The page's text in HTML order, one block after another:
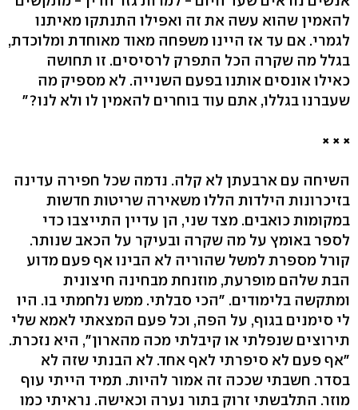
להאמין שהוא עשה את זה ואפילו התנתקו מאיתנו
לגמרי. אם עד אז היינו משפחה מאוד מאוחדת ומלוכדת,
בגלל מה שקרה הכל התפרק לרסיסים. זו תחושה
כאילו אונסים אותנו בפעם השנייה. לא מספיק מה
שעברנו בגללו, אתם עוד בוחרים להאמין לו ולא לנו?"
× × ×
השיחה עם ארבעתן לא קלה. נדמה שכל חפירה עדינה
בזיכרונות הילדות הללו משאירה שריטות חדשות
במקומות כואבים. מצד שני, הן עדיין התייצבו כדי
לספר באומץ על מה שקרה ובעיקר על הכאב שנותר.
קורל מספרת למשל שהוריה לא הבינו אף פעם מדוע
הבת שלהם מופרעת, מוזנחת מבחינה חיצונית
ומתקשה בלימודים. "הכי סבלתי. ממש נלחמתי בו. היו
לי סימנים בגוף, על הפה, וכל פעם המצאתי לאמא שלי
תירוצים שנפלתי או קיבלתי מכה מהארון", היא נזכרת.
"אף פעם לא סיפרתי לאף אחד. לא הבנתי שזה לא
בסדר. חשבתי שככה זה אמור להיות. תמיד הייתי עוף
מוזר. התלבשתי זרוק בתור נערה וכאישה. נראיתי כמו